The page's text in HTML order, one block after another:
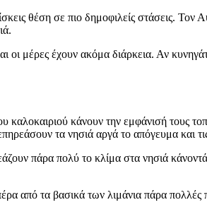
θέση σε πιο δημοφιλείς στάσεις. Τον
οι μέρες έχουν ακόμα διάρκεια. Αν
κάνουν την εμφάνισή τους
τα νησιά αργά το απόγευμα και
πάρα πολύ το κλίμα στα νησιά
από τα βασικά των λιμάνια πάρα πολλές